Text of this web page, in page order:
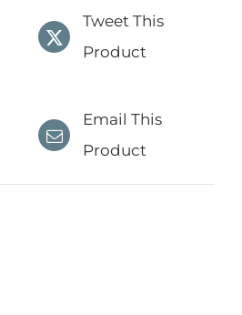
Tweet This
Product
Email This
Product